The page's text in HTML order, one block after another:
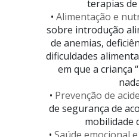
terapias
• Alimentação e
sobre introdução
de anemias,
dificuldades
em que a criança
• Prevenção de
de segurança de
mobilidade